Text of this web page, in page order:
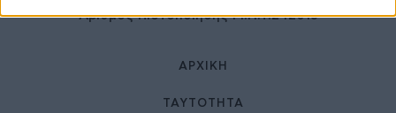
Αριθμός Πιστοποίησης Μ.Η.Τ.242013
ΑΡΧΙΚΉ
ΤΑΥΤΌΤΗΤΑ